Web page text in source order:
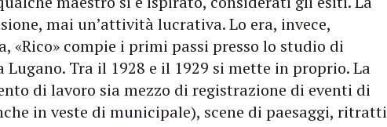
mai un’attività lucrativa. Lo era, invece,
«Rico» compie i primi passi presso lo studio di
Tra il 1928 e il 1929 si mette in proprio. La
di lavoro sia mezzo di registrazione di eventi di
in veste di municipale), scene di paesaggi, ritratti